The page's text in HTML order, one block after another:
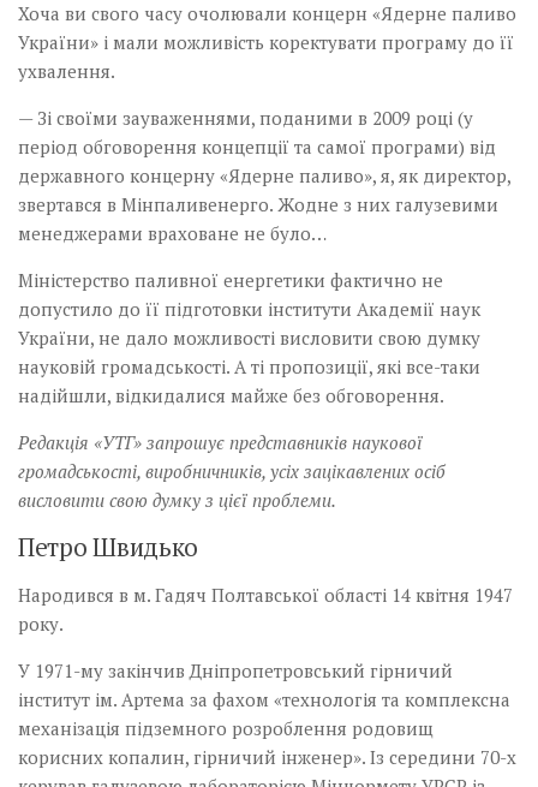
Хоча ви свого часу очолювали концерн «Ядерне паливо
України» і мали можливість коректувати програму до її
ухвалення.
— Зі своїми зауваженнями, поданими в 2009 році (у
період обговорення концепції та самої програми) від
державного концерну «Ядерне паливо», я, як директор,
звертався в Мінпаливенерго. Жодне з них галузевими
менеджерами враховане не було…
Міністерство паливної енергетики фактично не
допустило до її підготовки інститути Академії наук
України, не дало можливості висловити свою думку
науковій громадськості. А ті пропозиції, які все-таки
надійшли, відкидалися майже без обговорення.
Редакція «УТГ» запрошує представників наукової
громадськості, виробничників, усіх зацікавлених осіб
висловити свою думку з цієї проблеми.
Петро Швидько
Народився в м. Гадяч Полтавської області 14 квітня 1947
року.
У 1971-му закінчив Дніпропетровський гірничий
інститут ім. Артема за фахом «технологія та комплексна
механізація підземного розроблення родовищ
корисних копалин, гірничий інженер». Із середини 70-х